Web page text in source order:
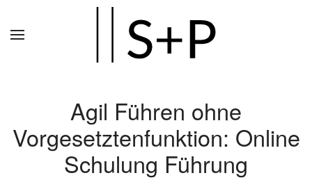
Agil Führen ohne
Vorgesetztenfunktion: Online
Schulung Führung